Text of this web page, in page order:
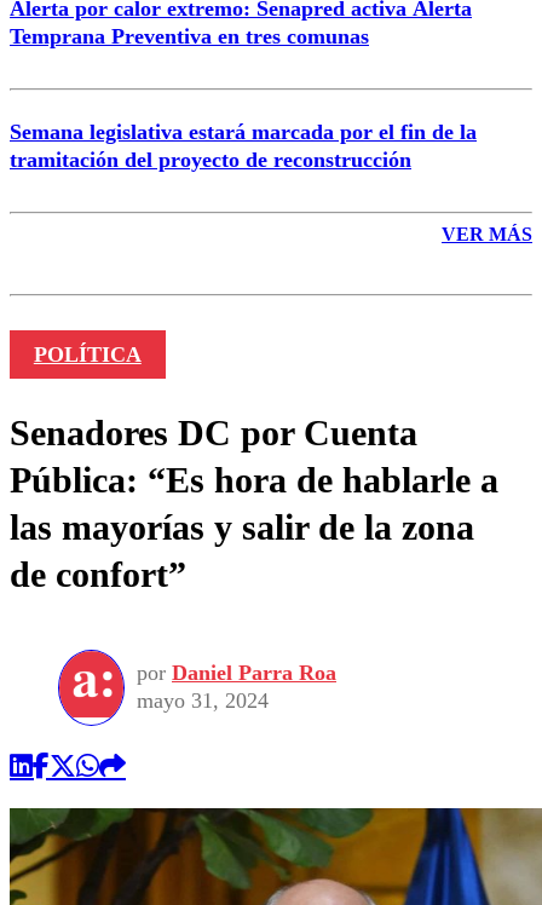
Alerta por calor extremo: Senapred activa Alerta
Temprana Preventiva en tres comunas
Semana legislativa estará marcada por el fin de la
tramitación del proyecto de reconstrucción
VER MÁS
POLÍTICA
Senadores DC por Cuenta
Pública: “Es hora de hablarle a
las mayorías y salir de la zona
de confort”
por Daniel Parra Roa
mayo 31, 2024